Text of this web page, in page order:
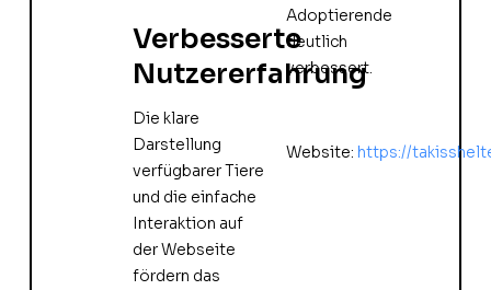
Verbesserte
Nutzererfahrung
Die klare
Darstellung
verfügbarer Tiere
und die einfache
Interaktion auf
der Webseite
fördern das
Adoptierende
deutlich
verbessert.
Website: https://